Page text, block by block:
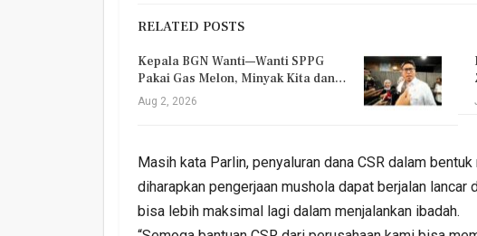
RELATED POSTS
Kepala BGN Wanti—Wanti SPPG
Pakai Gas Melon, Minyak Kita dan…
Aug 2, 2026
Masih kata Parlin, penyaluran dana CSR dalam
diharapkan pengerjaan mushola dapat berjalan
bisa lebih maksimal lagi dalam menjalankan ibadah.